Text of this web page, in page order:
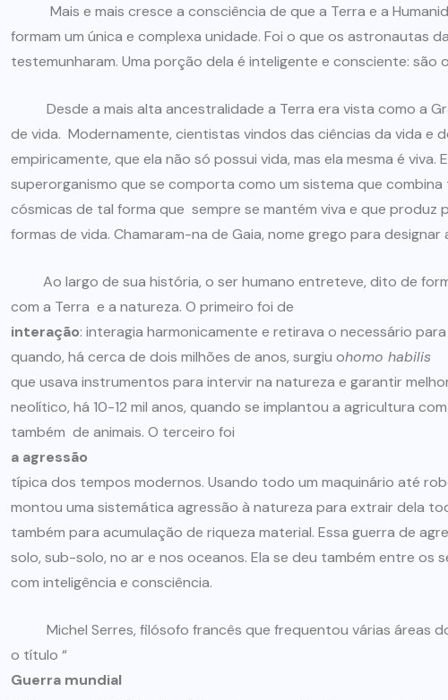
Mais e mais cresce a consciência de que a Terra e a
formam um única e complexa unidade. Foi o que os astronautas
testemunharam. Uma porção dela é inteligente e consciente: são
Desde a mais alta ancestralidade a Terra era vista como a
de vida. Modernamente, cientistas vindos das ciências da vida e
empiricamente, que ela não só possui vida, mas ela mesma é viva.
superorganismo que se comporta como um sistema que
cósmicas de tal forma que sempre se mantém viva e que produz
formas de vida. Chamaram-na de Gaia, nome grego para
Ao largo de sua história, o ser humano entreteve, dito de
com a Terra e a natureza. O primeiro foi de
interação: interagia harmonicamente e retirava o necessário
quando, há cerca de dois milhões de anos, surgiu ohomo habilis
que usava instrumentos para intervir na natureza e garantir
neolítico, há 10-12 mil anos, quando se implantou a agricultura
também de animais. O terceiro foi
a agressão
típica dos tempos modernos. Usando todo um maquinário até
montou uma sistemática agressão à natureza para extrair dela
também para acumulação de riqueza material. Essa guerra de
solo, sub-solo, no ar e nos oceanos. Ela se deu também entre os
com inteligência e consciência.
Michel Serres, filósofo francês que frequentou várias áreas
o título “
Guerra mundial
ARTIGOS CESEEP
O ECUMENISMO
TRANSFORMADOR NASCE
DENTRO DE NÓS – PRISCILLA
DOS REIS RIBEIRO
29 DE JULHO DE 2026